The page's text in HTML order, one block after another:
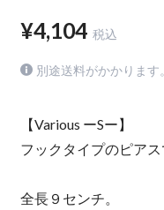
¥4,104 税込
別途送料がかかります
【Various ーSー】
フックタイプのピアス
全長９センチ。